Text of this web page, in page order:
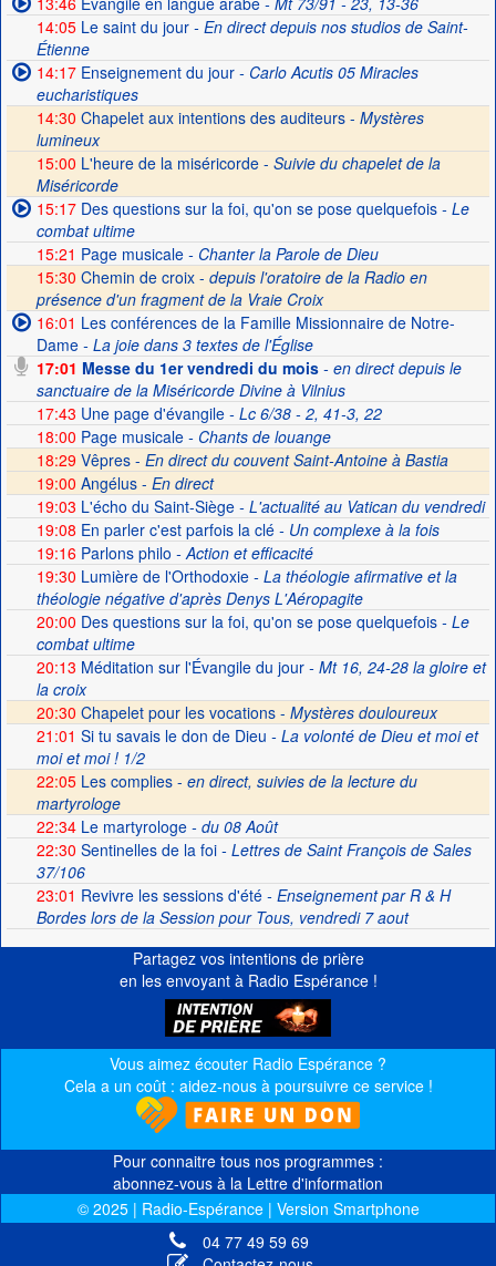
14:05Le saint du jour- En direct depuis nos studios de Saint-
Étienne
14:17Enseignement du jour- Carlo Acutis 05 Miracles
eucharistiques
14:30 Chapelet aux intentions des auditeurs - Mystères
lumineux
15:00 L'heure de la miséricorde - Suivie du chapelet de la
Miséricorde
15:17Des questions sur la foi, qu'on se pose quelquefois- Le
combat ultime
15:21 Page musicale- Chanter la Parole de Dieu
15:30 Chemin de croix - depuis l'oratoire de la Radio en
présence d'un fragment de la Vraie Croix
16:01 Les conférences de la Famille Missionnaire de Notre-
Dame- La joie dans 3 textes de l'Église
17:01 Messe du 1er vendredi du mois- en direct depuis le
sanctuaire de la Miséricorde Divine à Vilnius
17:43 Une page d'évangile- Lc 6/38 - 2, 41-3, 22
18:00 Page musicale- Chants de louange
18:29 Vêpres - En direct du couvent Saint-Antoine à Bastia
19:00 Angélus - En direct
19:03 L'écho du Saint-Siège- L'actualité au Vatican du vendredi
19:08 En parler c'est parfois la clé- Un complexe à la fois
19:16Parlons philo - Action et efficacité
19:30 Lumière de l'Orthodoxie- La théologie afirmative et la
théologie négative d'après Denys L'Aéropagite
20:00 Des questions sur la foi, qu'on se pose quelquefois- Le
combat ultime
20:13 Méditation sur l'Évangile du jour- Mt 16, 24-28 la gloire et
la croix
20:30 Chapelet pour les vocations - Mystères douloureux
21:01 Si tu savais le don de Dieu - La volonté de Dieu et moi et
moi et moi ! 1/2
22:05Les complies - en direct, suivies de la lecture du
martyrologe
22:34Le martyrologe- du 08 Août
22:30 Sentinelles de la foi- Lettres de Saint François de Sales
37/106
23:01 Revivre les sessions d'été- Enseignement par R & H
Bordes lors de la Session pour Tous, vendredi 7 aout
Partagez vos intentions de prière
en les envoyant à Radio Espérance !
Vous aimez écouter Radio Espérance ?
Cela a un coût : aidez-nous à poursuivre ce service !
Pour connaitre tous nos programmes :
abonnez-vous à la Lettre d'information
© 2025 | Radio-Espérance | Version Smartphone
04 77 49 59 69